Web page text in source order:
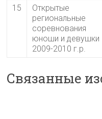
15
Открытые
региональные
соревнования
юноши и девушки
2009-2010 г.р.
Связанные